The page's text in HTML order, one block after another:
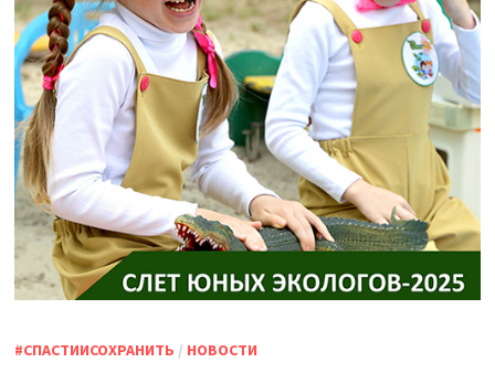
#СПАСТИИСОХРАНИТЬ / НОВОСТИ